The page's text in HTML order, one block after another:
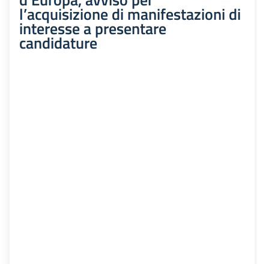
l’acquisizione di manifestazioni di
interesse a presentare
candidature